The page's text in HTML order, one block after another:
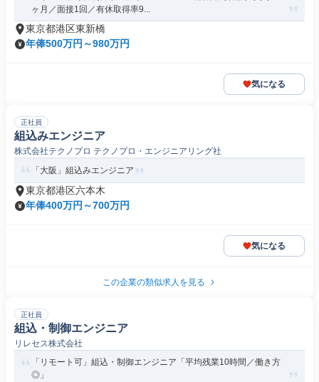
ヶ月／面接1回／有休取得率9...
東京都港区東新橋
年俸500万円～980万円
気になる
正社員
組込みエンジニア
株式会社テクノプロ テクノプロ・エンジニアリング社
「大阪」組込みエンジニア
東京都港区六本木
年俸400万円～700万円
気になる
この企業の類似求人を見る
正社員
組込・制御エンジニア
リレセス株式会社
「リモート可」組込・制御エンジニア「平均残業10時間／働き方
◎」